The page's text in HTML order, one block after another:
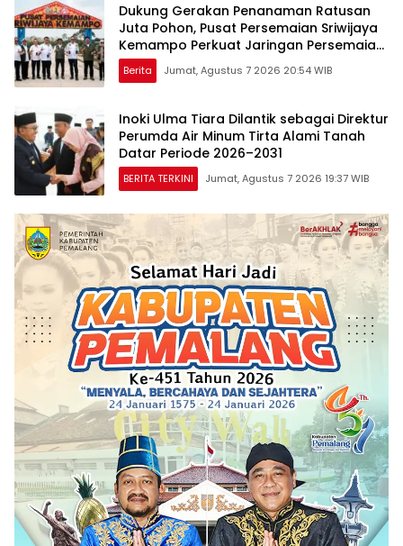
Dukung Gerakan Penanaman Ratusan
Juta Pohon, Pusat Persemaian Sriwijaya
Kemampo Perkuat Jaringan Persemaian
Nasional*
Berita Jumat, Agustus 7 2026 20:54 WIB
Inoki Ulma Tiara Dilantik sebagai Direktur
Perumda Air Minum Tirta Alami Tanah
Datar Periode 2026–2031
BERITA TERKINI Jumat, Agustus 7 2026 19:37 WIB